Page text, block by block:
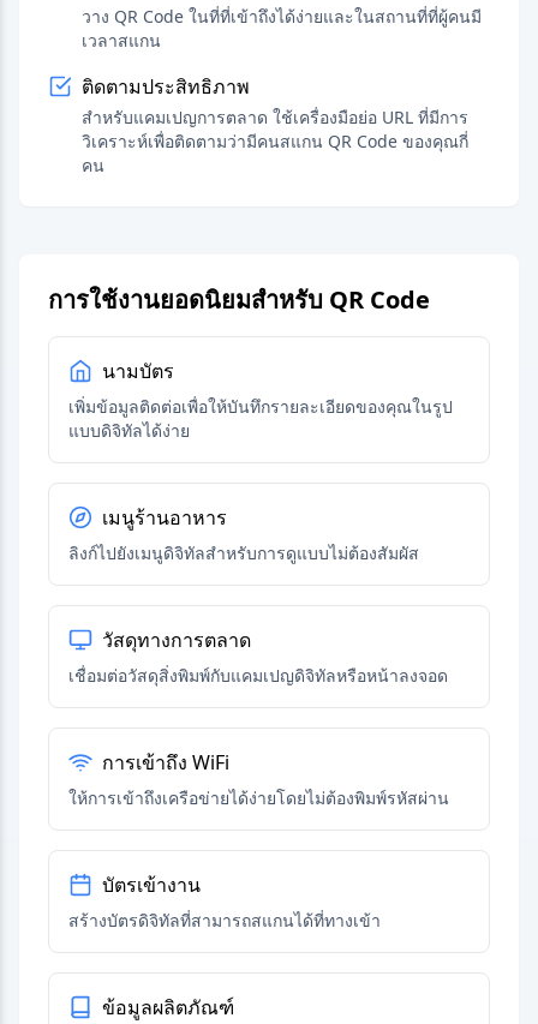
วาง QR Code ในที่ที่เข้าถึงได้ง่ายและในสถานที่ที่ผู้คนมี
เวลาสแกน
ติดตามประสิทธิภาพ
สำหรับแคมเปญการตลาด ใช้เครื่องมือย่อ URL ที่มีการ
วิเคราะห์เพื่อติดตามว่ามีคนสแกน QR Code ของคุณกี่
คน
การใช้งานยอดนิยมสำหรับ QR Code
นามบัตร
เพิ่มข้อมูลติดต่อเพื่อให้บันทึกรายละเอียดของคุณในรูป
แบบดิจิทัลได้ง่าย
เมนูร้านอาหาร
ลิงก์ไปยังเมนูดิจิทัลสำหรับการดูแบบไม่ต้องสัมผัส
วัสดุทางการตลาด
เชื่อมต่อวัสดุสิ่งพิมพ์กับแคมเปญดิจิทัลหรือหน้าลงจอด
การเข้าถึง WiFi
ให้การเข้าถึงเครือข่ายได้ง่ายโดยไม่ต้องพิมพ์รหัสผ่าน
บัตรเข้างาน
สร้างบัตรดิจิทัลที่สามารถสแกนได้ที่ทางเข้า
ข้อมูลผลิตภัณฑ์